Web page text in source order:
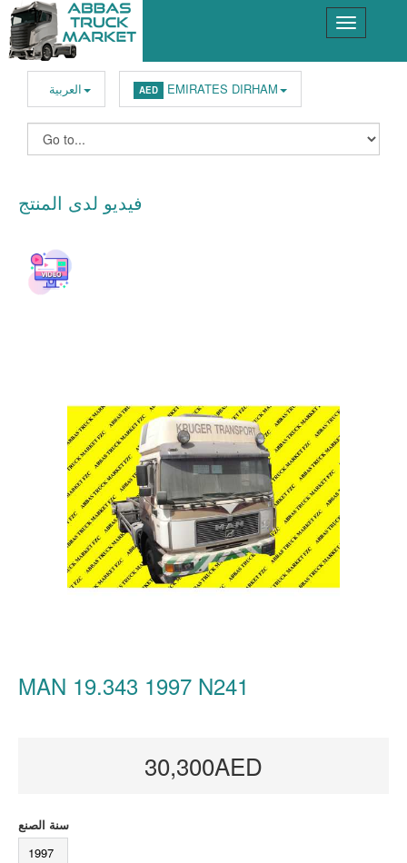
العربية AED EMIRATES DIRHAM
فيديو لدى المنتج
MAN 19.343 1997 N241
30,300AED
سنة الصنع
1997